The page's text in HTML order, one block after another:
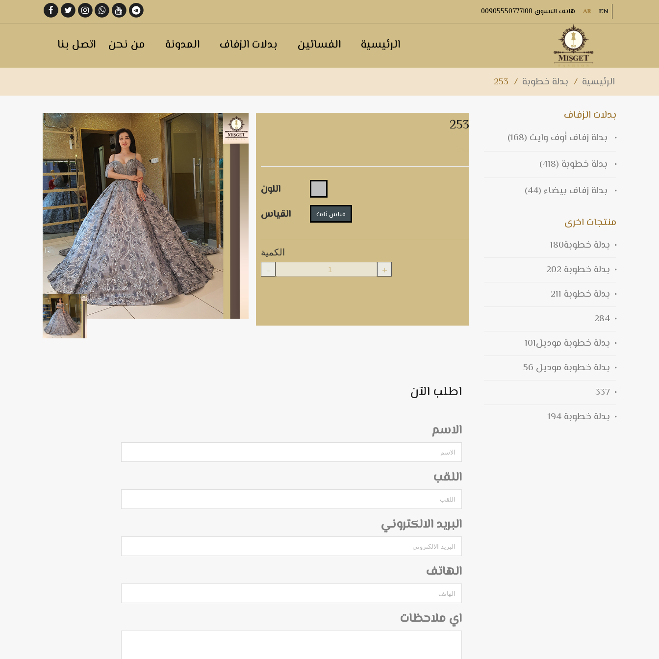
AR EN هاتف التسوق 00905550777100
الرئيسية الفساتين بدلات الزفاف المدونة من نحن اتصل بنا
الرئيسية / بدلة خطوبة /
253
بدلات الزفاف
بدلة زفاف أوف وايت (168)
بدلة خطوبة (418)
بدلة زفاف بيضاء (44)
منتجات اخرى
بدلة خطوبة180
بدلة خطوبة 202
بدلة خطوبة 211
284
بدلة خطوبة موديل101
بدلة خطوبة موديل 56
337
بدلة خطوبة 194
253
اللون
القياس
قياس ثابت
الكمية
- +
اطلب الآن
الاسم
اللقب
البريد الالكتروني
الهاتف
اي ملاحظات